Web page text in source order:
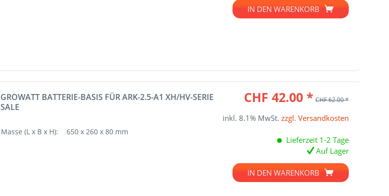
IN DEN WARENKORB
GROWATT BATTERIE-BASIS FÜR ARK-2.5-A1 XH/HV-SERIE
SALE
Masse (L x B x H): 650 x 260 x 80 mm
CHF 42.00 * CHF 62.00 *
inkl. 8.1% MwSt. zzgl. Versandkosten
Lieferzeit 1-2 Tage
Auf Lager
IN DEN WARENKORB